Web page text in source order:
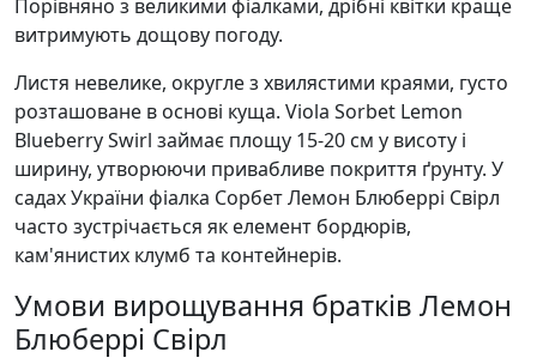
Порівняно з великими фіалками, дрібні квітки краще
витримують дощову погоду.
Листя невелике, округле з хвилястими краями, густо
розташоване в основі куща. Viola Sorbet Lemon
Blueberry Swirl займає площу 15-20 см у висоту і
ширину, утворюючи привабливе покриття ґрунту. У
садах України фіалка Сорбет Лемон Блюберрі Свірл
часто зустрічається як елемент бордюрів,
кам'янистих клумб та контейнерів.
Умови вирощування братків Лемон
Блюберрі Свірл